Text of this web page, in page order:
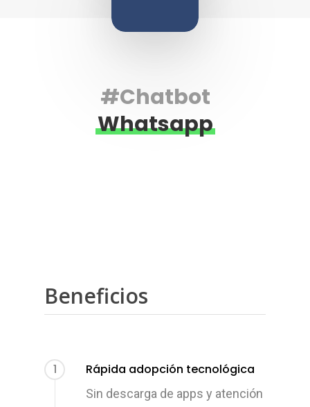
#Chatbot
Whatsapp
Beneficios
1 Rápida adopción tecnológica
Sin descarga de apps y atención